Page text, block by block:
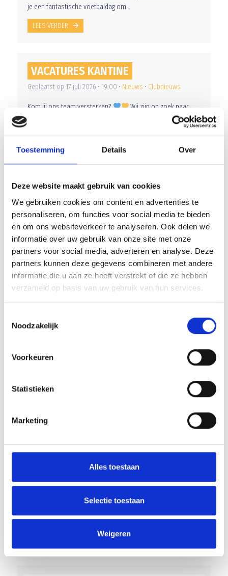
Toestemming Details Over
Deze website maakt gebruik van cookies
We gebruiken cookies om content en advertenties te
personaliseren, om functies voor social media te bieden
en om ons websiteverkeer te analyseren. Ook delen we
informatie over uw gebruik van onze site met onze
partners voor social media, adverteren en analyse. Deze
partners kunnen deze gegevens combineren met andere
informatie die u aan ze heeft verstrekt of die ze hebben
verzameld op basis van uw gebruik van hun services.
Noodzakelijk
Voorkeuren
Statistieken
Marketing
Alles toestaan
Selectie toestaan
Weigeren
je een fantastische voetbaldag om...
LEES VERDER
VACATURES KANTINE
Geplaatst op 17 juli 2026 • 19:00 • Nieuws • Clubnieuws
Kom jij ons team versterken?
Wij zijn op zoek naar
enthousiaste kantinetoppers! Kom werken in de gezelligste
voetbalkantine en beleef de leukste wedstrijden en feestjes
LEES VERDER
TRAINERS GEZOCHT: JO15-4, JO15-5
EN ASSISTENT-TRAINER JO17-3
Geplaatst op 14 juli 2026 • 10:00 • Nieuws•Clubnieuws
Voor komend seizoen zijn we nog op zoek naar
enthousiaste trainers. Zonder trainer kunnen deze teams
helaas niet van start met de competitie, dus we hopen snel
*UPDATE* VOORBEREIDING BLAUW
Geplaatst op 7 juli 2026 • 8:00 •
Apeldoorn, gaat niet door.
voetbalsupporters, Op 23 mei speelde Blauw